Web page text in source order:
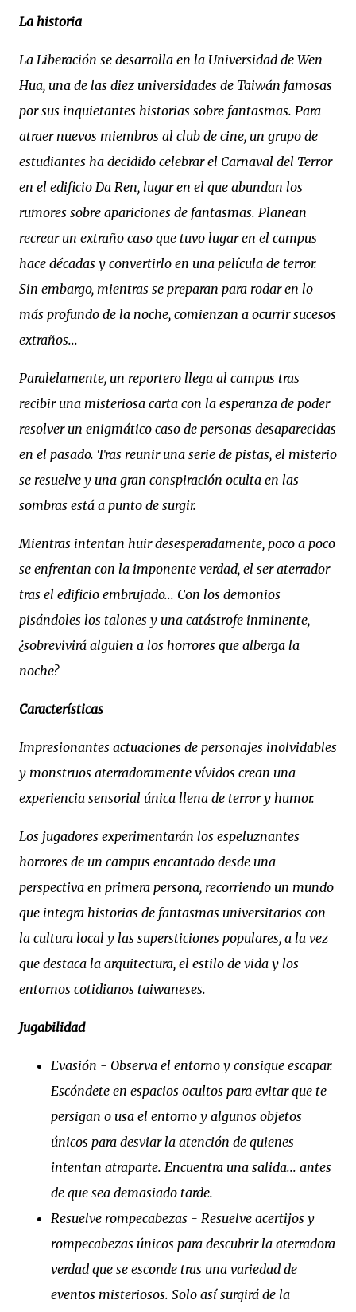
La historia
La Liberación se desarrolla en la Universidad de Wen
Hua, una de las diez universidades de Taiwán famosas
por sus inquietantes historias sobre fantasmas. Para
atraer nuevos miembros al club de cine, un grupo de
estudiantes ha decidido celebrar el Carnaval del Terror
en el edificio Da Ren, lugar en el que abundan los
rumores sobre apariciones de fantasmas. Planean
recrear un extraño caso que tuvo lugar en el campus
hace décadas y convertirlo en una película de terror.
Sin embargo, mientras se preparan para rodar en lo
más profundo de la noche, comienzan a ocurrir sucesos
extraños...
Paralelamente, un reportero llega al campus tras
recibir una misteriosa carta con la esperanza de poder
resolver un enigmático caso de personas desaparecidas
en el pasado. Tras reunir una serie de pistas, el misterio
se resuelve y una gran conspiración oculta en las
sombras está a punto de surgir.
Mientras intentan huir desesperadamente, poco a poco
se enfrentan con la imponente verdad, el ser aterrador
tras el edificio embrujado... Con los demonios
pisándoles los talones y una catástrofe inminente,
¿sobrevivirá alguien a los horrores que alberga la
noche?
Características
Impresionantes actuaciones de personajes inolvidables
y monstruos aterradoramente vívidos crean una
experiencia sensorial única llena de terror y humor.
Los jugadores experimentarán los espeluznantes
horrores de un campus encantado desde una
perspectiva en primera persona, recorriendo un mundo
que integra historias de fantasmas universitarios con
la cultura local y las supersticiones populares, a la vez
que destaca la arquitectura, el estilo de vida y los
entornos cotidianos taiwaneses.
Jugabilidad
Evasión - Observa el entorno y consigue escapar.
Escóndete en espacios ocultos para evitar que te
persigan o usa el entorno y algunos objetos
únicos para desviar la atención de quienes
intentan atraparte. Encuentra una salida... antes
de que sea demasiado tarde.
Resuelve rompecabezas - Resuelve acertijos y
rompecabezas únicos para descubrir la aterradora
verdad que se esconde tras una variedad de
eventos misteriosos. Solo así surgirá de la